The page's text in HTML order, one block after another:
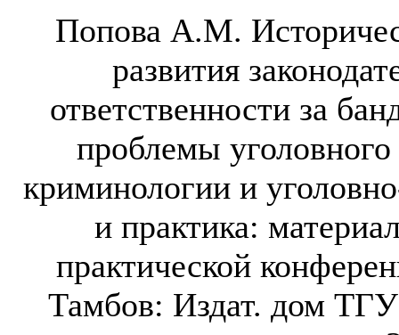
Попова А.М.
развития
ответственности за
проблемы уголовного
криминологии и
и практика:
практической
Тамбов: Издат. дом